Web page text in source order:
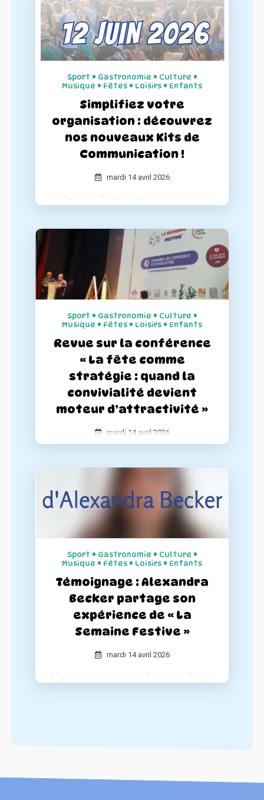
engagement pour le dynamisme des
centres-villes.
Sport • Gastronomie • Culture •
Musique • Fêtes • Loisirs • Enfants
Simplifiez votre
organisation : découvrez
nos nouveaux Kits de
Communication !
mardi 14 avril 2026
La Semaine Festive met à jour ses outils !
garantir le succès de chaque événement,
nous avons entièrement repensé nos kits
de communication pour les rendre plus
complets et simples d'utilisation.
Sport • Gastronomie • Culture •
Musique • Fêtes • Loisirs • Enfants
Revue sur la conférence
« La fête comme
stratégie : quand la
convivialité devient
moteur d’attractivité »
mardi 14 avril 2026
conférence « La fête comme stratégie :
d’attractivité » donné par La Fédération
Nationales des Centres Villes. Retour sur
les chiffres clés qui prouvent que
rentable pour les communes.
Sport • Gastronomie • Culture •
Musique • Fêtes • Loisirs • Enfants
Témoignage : Alexandra
Becker partage son
expérience de « La
Semaine Festive »
mardi 14 avril 2026
Manager de centre-ville, Alexandra Becker